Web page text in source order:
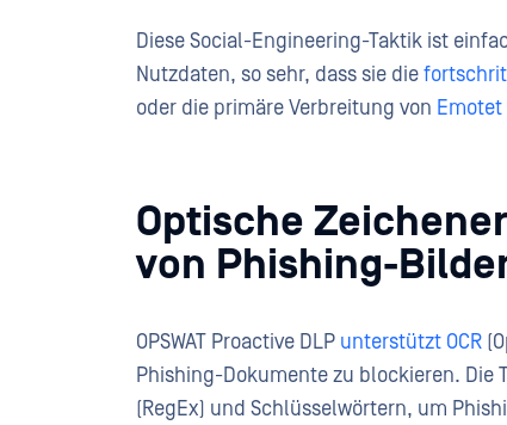
Diese Social-Engineering-Taktik ist
Nutzdaten, so sehr, dass sie die
oder die primäre Verbreitung von Emotet
Optische
von Phishing-
OPSWAT Proactive DLP unterstützt OCR
Phishing-Dokumente zu blockieren. Die
(RegEx) und Schlüsselwörtern, um